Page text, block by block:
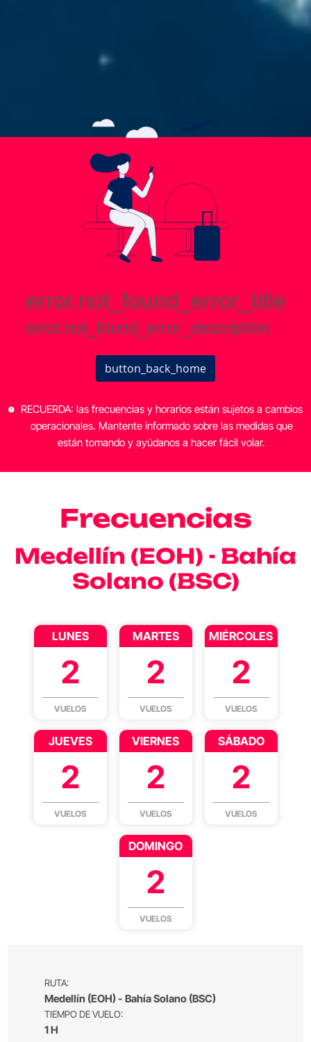
RECUERDA: las frecuencias y horarios están sujetos a cambios
operacionales. Mantente informado sobre las medidas que
están tomando y ayúdanos a hacer fácil volar.
Frecuencias
Medellín (EOH) - Bahía
Solano (BSC)
LUNES
2
VUELOS
MARTES
2
VUELOS
MIÉRCOLES
2
VUELOS
JUEVES
2
VUELOS
VIERNES
2
VUELOS
SÁBADO
2
VUELOS
DOMINGO
2
VUELOS
RUTA:
Medellín (EOH) - Bahía Solano (BSC)
TIEMPO DE VUELO:
1 H